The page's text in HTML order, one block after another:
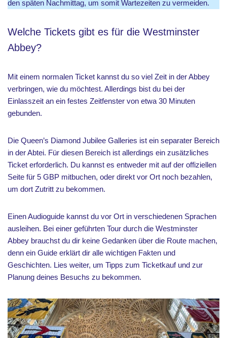
den späten Nachmittag, um somit Wartezeiten zu vermeiden.
Welche Tickets gibt es für die Westminster
Abbey?
Mit einem normalen Ticket kannst du so viel Zeit in der Abbey
verbringen, wie du möchtest. Allerdings bist du bei der
Einlasszeit an ein festes Zeitfenster von etwa 30 Minuten
gebunden.
Die Queen’s Diamond Jubilee Galleries ist ein separater Bereich
in der Abtei. Für diesen Bereich ist allerdings ein zusätzliches
Ticket erforderlich. Du kannst es entweder mit auf der offiziellen
Seite für 5 GBP mitbuchen, oder direkt vor Ort noch bezahlen,
um dort Zutritt zu bekommen.
Einen Audioguide kannst du vor Ort in verschiedenen Sprachen
ausleihen. Bei einer geführten Tour durch die Westminster
Abbey brauchst du dir keine Gedanken über die Route machen,
denn ein Guide erklärt dir alle wichtigen Fakten und
Geschichten. Lies weiter, um Tipps zum Ticketkauf und zur
Planung deines Besuchs zu bekommen.